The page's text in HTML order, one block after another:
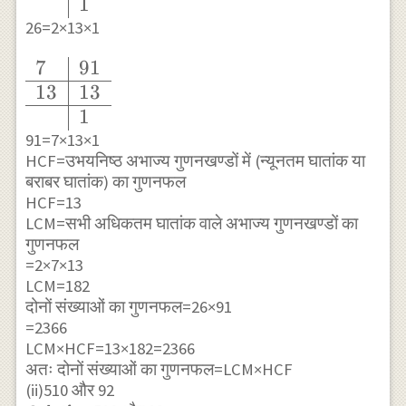
\hline 13 & 13
\\ \hline & 1
\end{array}
26=2×13×1
\begin{array}
{l|l} 7 & 91 \\
\hline 13 & 13
\\ \hline & 1
\end{array}
7
13
91
13
1
91=7×13×1
HCF=उभयनिष्ठ अभाज्य गुणनखण्डों में (न्यूनतम घातांक या
बराबर घातांक) का गुणनफल
HCF=13
LCM=सभी अधिकतम घातांक वाले अभाज्य गुणनखण्डों का
गुणनफल
=2×7×13
LCM=182
दोनों संख्याओं का गुणनफल=26×91
=2366
LCM×HCF=13×182=2366
अतः दोनों संख्याओं का गुणनफल=LCM×HCF
(ii)510 और 92